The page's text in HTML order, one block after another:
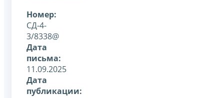
Номер:
СД-4-
3/8338@
Дата
письма:
11.09.2025
Дата
публикации: